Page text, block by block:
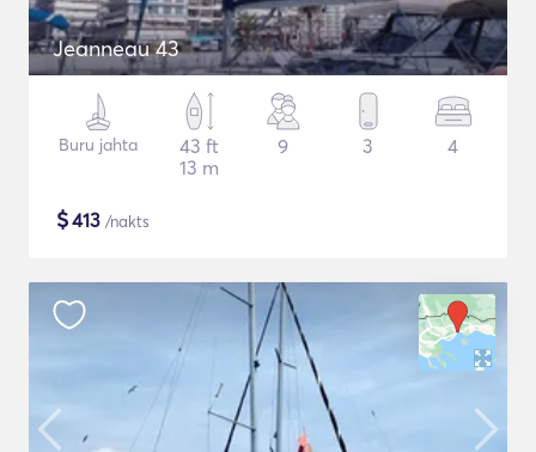
Jeanneau 43
Buru jahta
43 ft
13 m
9 3 4
$413 /nakts